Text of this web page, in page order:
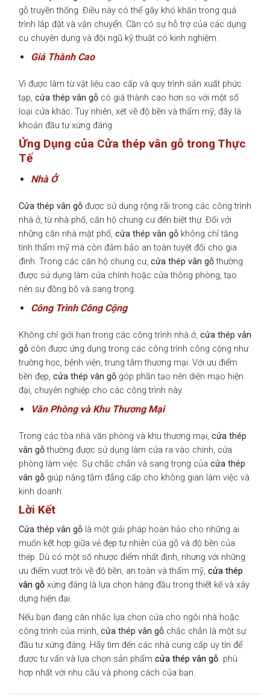
gỗ truyền thống. Điều này có thể gây khó khăn trong quá
trình lắp đặt và vận chuyển. Cần có sự hỗ trợ của các dụng
cụ chuyên dụng và đội ngũ kỹ thuật có kinh nghiệm.
Giá Thành Cao
Vì được làm từ vật liệu cao cấp và quy trình sản xuất phức
tạp, cửa thép vân gỗ có giá thành cao hơn so với một số
loại cửa khác. Tuy nhiên, xét về độ bền và thẩm mỹ, đây là
khoản đầu tư xứng đáng.
Ứng Dụng của Cửa thép vân gỗ trong Thực
Tế
Nhà Ở
Cửa thép vân gỗ được sử dụng rộng rãi trong các công trình
nhà ở, từ nhà phố, căn hộ chung cư đến biệt thự. Đối với
những căn nhà mặt phố, cửa thép vân gỗ không chỉ tăng
tính thẩm mỹ mà còn đảm bảo an toàn tuyệt đối cho gia
đình. Trong các căn hộ chung cư, cửa thép vân gỗthường
được sử dụng làm cửa chính hoặc cửa thông phòng, tạo
nên sự đồng bộ và sang trọng.
Công Trình Công Cộng
Không chỉ giới hạn trong các công trình nhà ở, cửa thép vân
gỗ còn được ứng dụng trong các công trình công cộng như
trường học, bệnh viện, trung tâm thương mại. Với ưu điểm
bền đẹp, cửa thép vân gỗ góp phần tạo nên diện mạo hiện
đại, chuyên nghiệp cho các công trình này.
Văn Phòng và Khu Thương Mại
Trong các tòa nhà văn phòng và khu thương mại, cửa thép
vân gỗthường được sử dụng làm cửa ra vào chính, cửa
phòng làm việc. Sự chắc chắn và sang trọng của cửa thép
vân gỗ giúp nâng tầm đẳng cấp cho không gian làm việc và
kinh doanh.
Lời Kết
Cửa thép vân gỗ là một giải pháp hoàn hảo cho những ai
muốn kết hợp giữa vẻ đẹp tự nhiên của gỗ và độ bền của
thép. Dù có một số nhược điểm nhất định, nhưng với những
ưu điểm vượt trội về độ bền, an toàn và thẩm mỹ, cửa thép
vân gỗ xứng đáng là lựa chọn hàng đầu trong thiết kế và xây
dựng hiện đại.
Nếu bạn đang cân nhắc lựa chọn cửa cho ngôi nhà hoặc
công trình của mình, cửa thép vân gỗ chắc chắn là một sự
đầu tư xứng đáng. Hãy tìm đến các nhà cung cấp uy tín để
được tư vấn và lựa chọn sản phẩm cửa thép vân gỗ phù
hợp nhất với nhu cầu và phong cách của bạn.